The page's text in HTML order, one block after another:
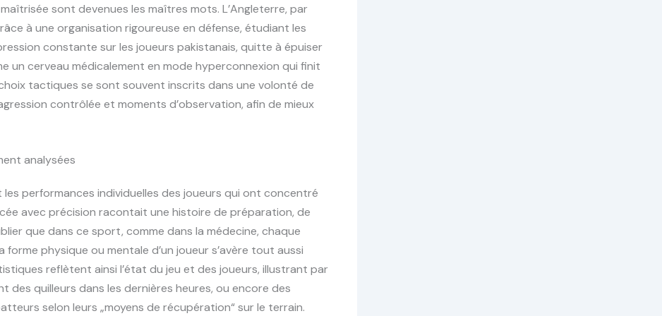
sont devenues les maîtres mots. L’Angleterre, par
à une organisation rigoureuse en défense, étudiant les
constante sur les joueurs pakistanais, quitte à épuiser
un cerveau médicalement en mode hyperconnexion qui finit
tactiques se sont souvent inscrits dans une volonté de
contrôlée et moments d’observation, afin de mieux
analysées
performances individuelles des joueurs qui ont concentré
avec précision racontait une histoire de préparation, de
que dans ce sport, comme dans la médecine, chaque
physique ou mentale d’un joueur s’avère tout aussi
reflètent ainsi l’état du jeu et des joueurs, illustrant par
des quilleurs dans les dernières heures, ou encore des
selon leurs „moyens de récupération“ sur le terrain.